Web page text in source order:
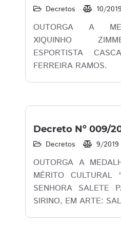
Decretos 10/2019
OUTORGA A
XIQUINHO
ESPORTISTA
FERREIRA RAMOS.
Decreto Nº 009/
Decretos 9/2019
OUTORGA A
MÉRITO
SENHORA SALETE
SIRINO, EM ARTE: